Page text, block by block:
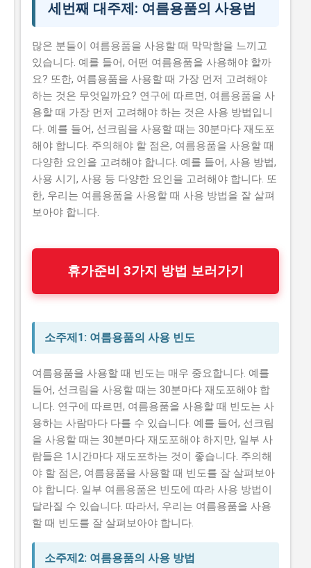
세번째 대주제: 여름용품의 사용법
많은 분들이 여름용품을 사용할 때 막막함을 느끼고
있습니다. 예를 들어, 어떤 여름용품을 사용해야 할까
요? 또한, 여름용품을 사용할 때 가장 먼저 고려해야
하는 것은 무엇일까요? 연구에 따르면, 여름용품을 사
용할 때 가장 먼저 고려해야 하는 것은 사용 방법입니
다. 예를 들어, 선크림을 사용할 때는 30분마다 재도포
해야 합니다. 주의해야 할 점은, 여름용품을 사용할 때
다양한 요인을 고려해야 합니다. 예를 들어, 사용 방법,
사용 시기, 사용 등 다양한 요인을 고려해야 합니다. 또
한, 우리는 여름용품을 사용할 때 사용 방법을 잘 살펴
보아야 합니다.
휴가준비 3가지 방법 보러가기
소주제1: 여름용품의 사용 빈도
여름용품을 사용할 때 빈도는 매우 중요합니다. 예를
들어, 선크림을 사용할 때는 30분마다 재도포해야 합
니다. 연구에 따르면, 여름용품을 사용할 때 빈도는 사
용하는 사람마다 다를 수 있습니다. 예를 들어, 선크림
을 사용할 때는 30분마다 재도포해야 하지만, 일부 사
람들은 1시간마다 재도포하는 것이 좋습니다. 주의해
야 할 점은, 여름용품을 사용할 때 빈도를 잘 살펴보아
야 합니다. 일부 여름용품은 빈도에 따라 사용 방법이
달라질 수 있습니다. 따라서, 우리는 여름용품을 사용
할 때 빈도를 잘 살펴보아야 합니다.
소주제2: 여름용품의 사용 방법